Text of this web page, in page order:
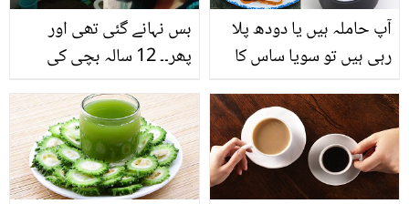
بس نہانے گئی تھی اور
پھر۔۔ 12 سالہ بچی کی
کیسے ہوئی؟ افسوسناک
واقعہ
آپ حاملہ ہیں یا دودھ پلا
رہی ہیں تو سویا ساس کا
ساس صحت کے فوائد، اور
خطرات